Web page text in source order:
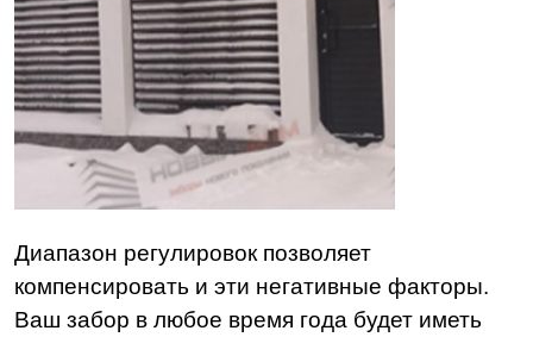
Диапазон регулировок позволяет
компенсировать и эти негативные факторы.
Ваш забор в любое время года будет иметь